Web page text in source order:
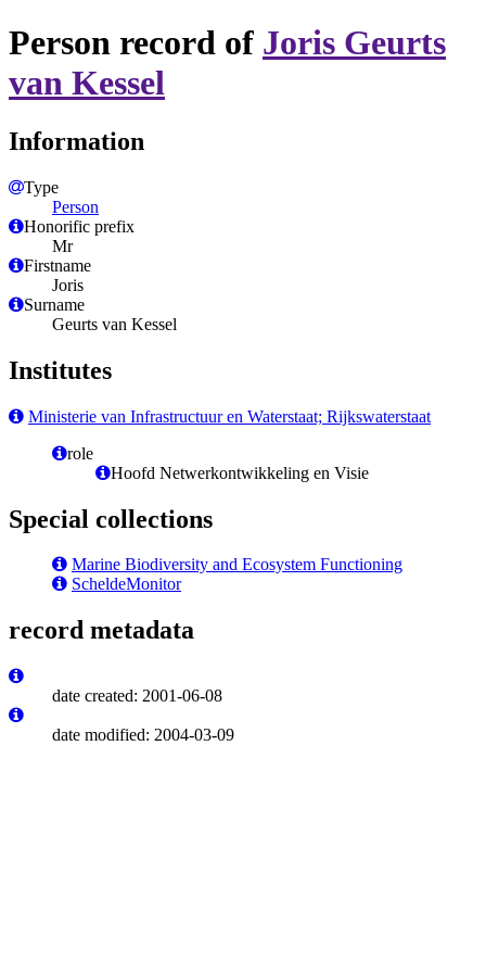
Person record of Joris Geurts
van Kessel
Information
Type
Person
Honorific prefix
Mr
Firstname
Joris
Surname
Geurts van Kessel
Institutes
Ministerie van Infrastructuur en Waterstaat; Rijkswaterstaat
role
Hoofd Netwerkontwikkeling en Visie
Special collections
Marine Biodiversity and Ecosystem Functioning
ScheldeMonitor
record metadata
date created: 2001-06-08
date modified: 2004-03-09